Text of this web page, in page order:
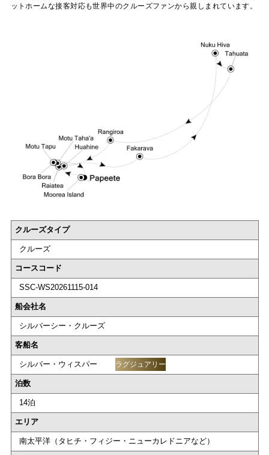
ットホームな接客対応も世界中のクルーズファンから親しまれています。
クルーズタイプ
クルーズ
コースコード
SSC-WS20261115-014
船会社名
シルバーシー・クルーズ
客船名
シルバー・ウィスパー ラグジュアリー
泊数
14泊
エリア
南太平洋（タヒチ・フィジー・ニューカレドニアなど）